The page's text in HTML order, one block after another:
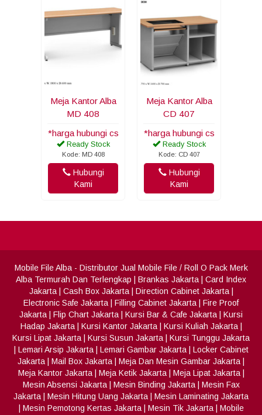
Meja Kantor Alba
MD 408
*harga hubungi cs
Ready Stock
Kode: MD 408
Hubungi
Kami
Meja Kantor Alba
CD 407
*harga hubungi cs
Ready Stock
Kode: CD 407
Hubungi
Kami
Mobile File Alba- Distributor Jual Mobile File / Roll O Pack Merk
Alba Termurah Dan Terlengkap
Brankas Jakarta| Card Index
Jakarta| Cash Box Jakarta| Direction Cabinet Jakarta|
Electronic Safe Jakarta| Filling Cabinet Jakarta| Fire Proof
Jakarta| Flip Chart Jakarta| Kursi Bar & Cafe Jakarta| Kursi
Hadap Jakarta| Kursi Kantor Jakarta| Kursi Kuliah Jakarta|
Kursi Lipat Jakarta| Kursi Susun Jakarta| Kursi Tunggu Jakarta
Lemari Arsip Jakarta| Lemari Gambar Jakarta| Locker Cabinet
Jakarta| Mail Box Jakarta| Meja Dan Mesin Gambar Jakarta|
Meja Kantor Jakarta| Meja Ketik Jakarta| Meja Lipat Jakarta|
Mesin Absensi Jakarta| Mesin Binding Jakarta| Mesin Fax
Jakarta| Mesin Hitung Uang Jakarta| Mesin Laminating Jakarta
Mesin Pemotong Kertas Jakarta| Mesin Tik Jakarta| Mobile